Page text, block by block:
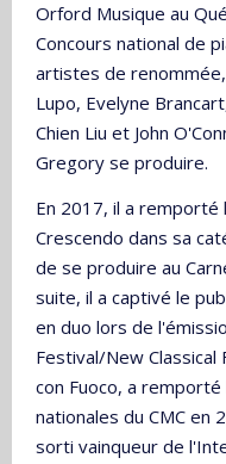
Orford Musique au
Concours national de
artistes de
Lupo, Evelyne
Chien Liu et John
Gregory se produire.
En 2017, il a remporté
Crescendo dans sa
de se produire au
suite, il a captivé le
en duo lors de
Festival/New Classical
con Fuoco, a
nationales du CMC en
sorti vainqueur de